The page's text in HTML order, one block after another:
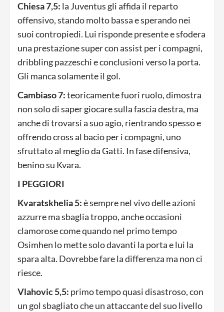
Chiesa 7,5: la Juventus gli affida il reparto
offensivo, stando molto bassa e sperando nei
suoi contropiedi. Lui risponde presente e sfodera
una prestazione super con assist per i compagni,
dribbling pazzeschi e conclusioni verso la porta.
Gli manca solamente il gol.
Cambiaso 7:teoricamente fuori ruolo, dimostra
non solo di saper giocare sulla fascia destra, ma
anche di trovarsi a suo agio, rientrando spesso e
offrendo cross al bacio per i compagni, uno
sfruttato al meglio da Gatti. In fase difensiva,
benino su Kvara.
I PEGGIORI
Kvaratskhelia 5:è sempre nel vivo delle azioni
azzurre ma sbaglia troppo, anche occasioni
clamorose come quando nel primo tempo
Osimhen lo mette solo davanti la porta e lui la
spara alta. Dovrebbe fare la differenza ma non ci
riesce.
Vlahovic 5,5: primo tempo quasi disastroso, con
un gol sbagliato che un attaccante del suo livello